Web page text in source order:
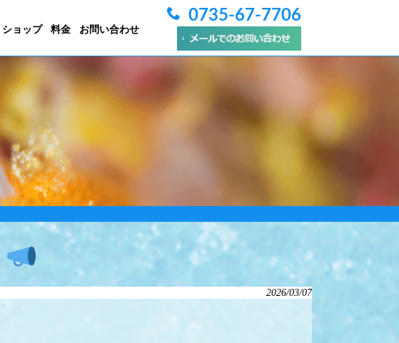
ショップ 料金 お問い合わせ
0735-67-7706
2026/03/07